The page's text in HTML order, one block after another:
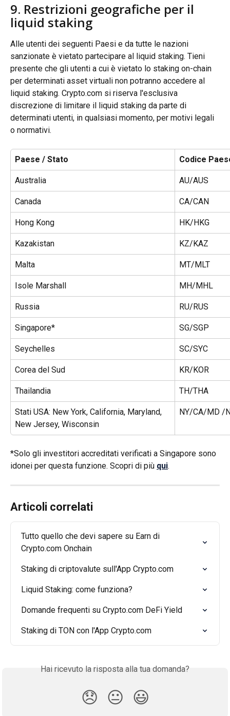
9. Restrizioni geografiche per il
liquid staking
Alle utenti dei seguenti Paesi e da tutte le nazioni
sanzionate è vietato partecipare al liquid staking. Tieni
presente che gli utenti a cui è vietato lo staking on-chain
per determinati asset virtuali non potranno accedere al
liquid staking. Crypto.com si riserva l'esclusiva
discrezione di limitare il liquid staking da parte di
determinati utenti, in qualsiasi momento, per motivi legali
o normativi.
Paese / Stato Codice
Australia AU/AUS
Canada CA/CAN
Hong Kong HK/HKG
Kazakistan KZ/KAZ
Malta MT/MLT
Isole Marshall MH/MHL
Russia RU/RUS
Singapore* SG/SGP
Seychelles SC/SYC
Corea del Sud KR/KOR
Thailandia TH/THA
Stati USA: New York, California, Maryland,
New Jersey, Wisconsin
NY/CA/MD /
*Solo gli investitori accreditati verificati a Singapore sono
idonei per questa funzione. Scopri di più qui.
Articoli correlati
Tutto quello che devi sapere su Earn di
Crypto.com Onchain
Staking di criptovalute sull'App Crypto.com
Liquid Staking: come funziona?
Domande frequenti su Crypto.com DeFi Yield
Staking di TON con l'App Crypto.com
Hai ricevuto la risposta alla tua domanda?
😞 😐 😃